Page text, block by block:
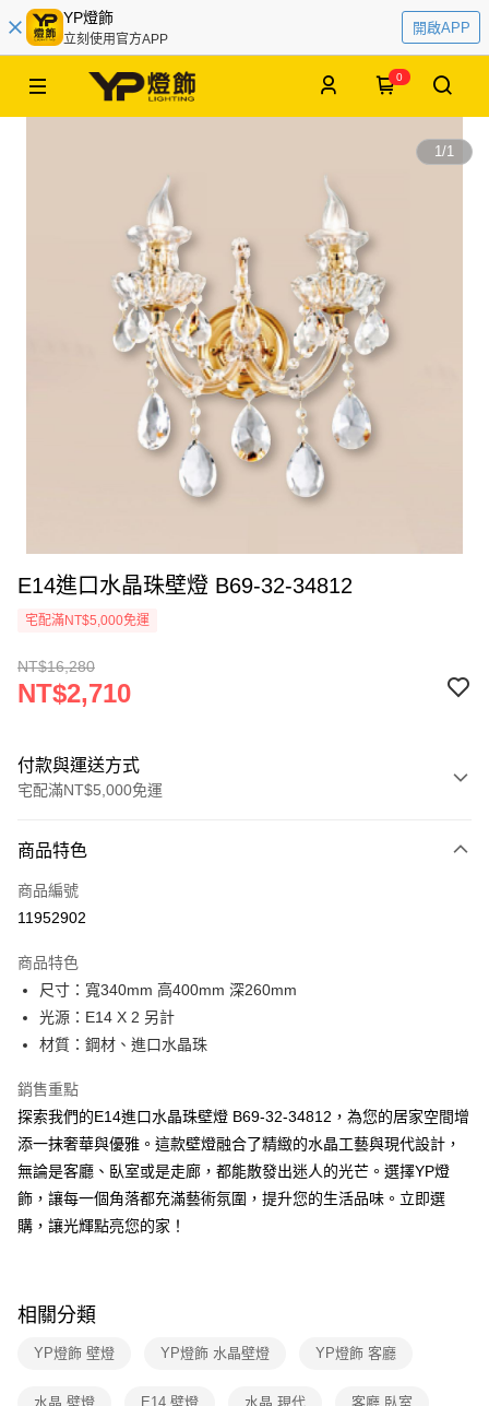
YP燈飾
立刻使用官方APP
開啟APP
0
1/1
E14進口水晶珠壁燈 B69-32-34812
宅配滿NT$5,000免運
NT$16,280
NT$2,710
付款與運送方式
宅配滿NT$5,000免運
信用卡一次付款
LINE Pay
街口支付
悠遊付
全盈+PAY
AFTEE先享後付
相關說明
【關於「AFTEE先享後付」】
AFTEE先享後付是「在收到商品之後才付款」的支付方式。 讓您購物簡單
便利好安心！
１．於結帳方式選擇「AFTEE先享後付」後，將跳轉至「AFTEE先享後付」
２．訂單成立數日內，您將收到繳費通知簡訊。
新竹貨運宅配
商品特色
商品編號
11952902
商品特色
尺寸：寬340mm 高400mm 深260mm
光源：E14 X 2 另計
材質：鋼材、進口水晶珠
銷售重點
探索我們的E14進口水晶珠壁燈 B69-32-34812，為您的居家空間增
添一抹奢華與優雅。這款壁燈融合了精緻的水晶工藝與現代設計，
無論是客廳、臥室或是走廊，都能散發出迷人的光芒。選擇YP燈
飾，讓每一個角落都充滿藝術氛圍，提升您的生活品味。立即選
購，讓光輝點亮您的家！
相關分類
YP燈飾 壁燈 YP燈飾 水晶壁燈 YP燈飾 客廳
水晶 壁燈 E14 壁燈 水晶 現代 客廳 臥室